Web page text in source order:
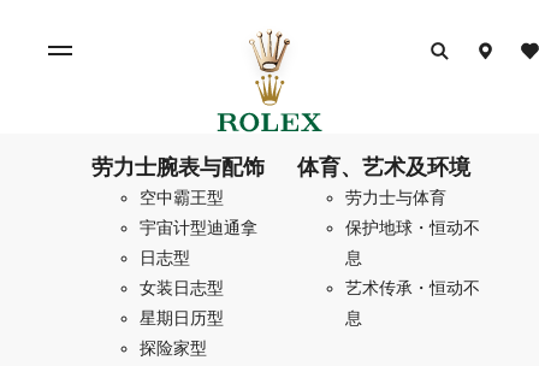
劳力士腕表与配饰
空中霸王型
宇宙计型迪通拿
日志型
女装日志型
星期日历型
探险家型
体育、艺术及环境
劳力士与体育
保护地球・恒动不
息
艺术传承・恒动不
息